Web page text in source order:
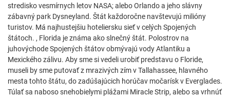
stredisko vesmírnych letov NASA; alebo Orlando a jeho slávny
zábavný park Dysneyland. Štát každoročne navštevujú milióny
turistov. Má najhustejšiu hoteliersku sieť v celých Spojených
štátoch. , Florida je známa ako slnečný štát. Polostrov na
juhovýchode Spojených štátov obmývajú vody Atlantiku a
Mexického zálivu. Aby sme si vedeli urobiť predstavu o Floride,
museli by sme putovať z mrazivých zím v Tallahassee, hlavného
mesta tohto štátu, do zadúšajúcich horúčav močarísk v Everglades.
Túlať sa naboso snehobielymi plážami Miracle Strip, alebo sa vrhnúť